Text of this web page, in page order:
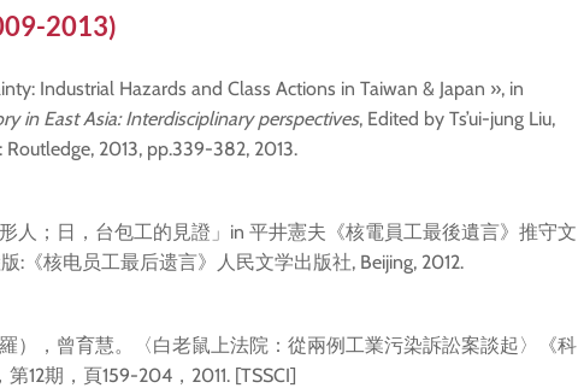
2013)
Industrial Hazards and Class Actions in Taiwan & Japan », in
in East Asia: Interdisciplinary perspectives, Edited by Ts’ui-jung Liu,
Routledge, 2013, pp.339-382, 2013.
人；日，台包工的見證」in 平井憲夫《核電員工最後遺言》推守文
:《核电员工最后遗言》人民文学出版社, Beijing, 2012.
羅），曾育慧。〈白老鼠上法院：從兩例工業污染訴訟案談起〉《科
12期，頁159-204，2011. [TSSCI]